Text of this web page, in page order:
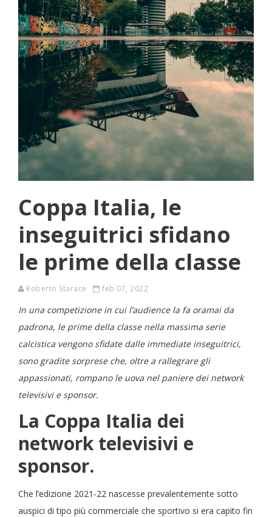
Coppa Italia, le
inseguitrici sfidano
le prime della classe
Roberto Starace feb 07, 2022
In una competizione in cui l’audience la fa oramai da
padrona, le prime della classe nella massima serie
calcistica vengono sfidate dalle immediate inseguitrici,
sono gradite sorprese che, oltre a rallegrare gli
appassionati, rompano le uova nel paniere dei network
televisivi e sponsor.
La Coppa Italia dei
network televisivi e
sponsor.
Che l’edizione 2021-22 nascesse prevalentemente sotto
auspici di tipo più commerciale che sportivo si era capito fin